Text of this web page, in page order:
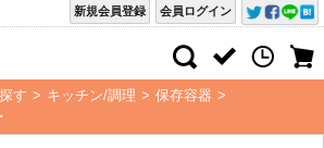
会員ログイン
新規会員登録
す > キッチン/調理 > 保存容器 >